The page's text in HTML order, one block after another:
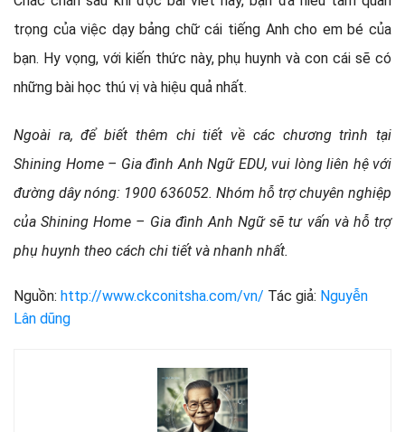
trọng của việc dạy bảng chữ cái tiếng Anh cho em bé của
bạn. Hy vọng, với kiến ​​thức này, phụ huynh và con cái sẽ có
những bài học thú vị và hiệu quả nhất.
Ngoài ra, để biết thêm chi tiết về các chương trình tại
Shining Home – Gia đình Anh Ngữ EDU, vui lòng liên hệ với
đường dây nóng: 1900 636052. Nhóm hỗ trợ chuyên nghiệp
của Shining Home – Gia đình Anh Ngữ sẽ tư vấn và hỗ trợ
phụ huynh theo cách chi tiết và nhanh nhất.
Nguồn: http://www.ckconitsha.com/vn/ Tác giả: Nguyễn
Lân dũng